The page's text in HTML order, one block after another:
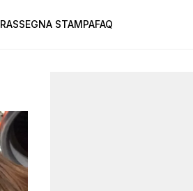
RASSEGNA STAMPAFAQ